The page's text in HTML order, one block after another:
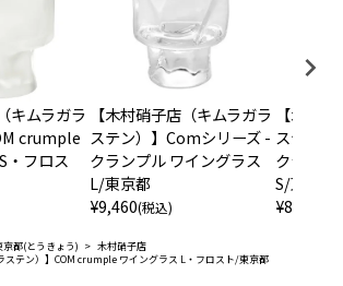
京都(とうきょう)
木村硝子店
ステン）】COM crumple ワイングラス L・フロスト/東京都
キムラガラ
crumple
・フロス
【木村硝子店（キムラガラ
ステン）】Comシリーズ -
クランプル ワイングラス
L/東京都
¥9,460(税込)
【木村
ステン）
クランプ
S/東京都
¥8,800